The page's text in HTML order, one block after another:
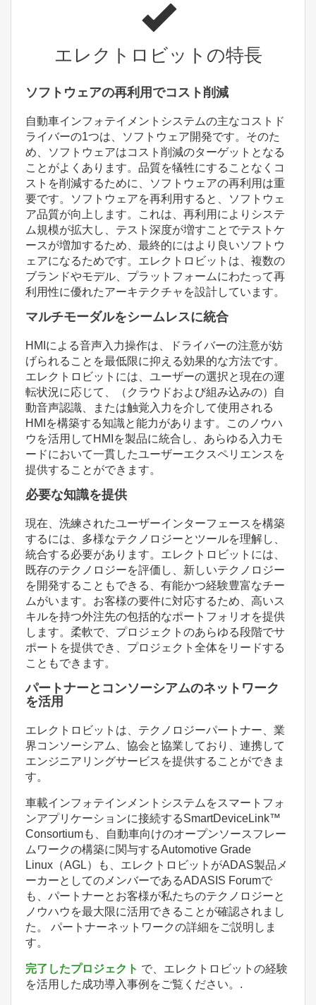
エレクトロビットの特長
ソフトウェアの再利用でコスト削減
自動車インフォテイメントシステムの主なコストド
ライバーの1つは、ソフトウェア開発です。そのた
め、ソフトウェアはコスト削減のターゲットとなる
ことがよくあります。品質を犠牲にすることなくコ
ストを削減するために、ソフトウェアの再利用は重
要です。ソフトウェアを再利用すると、ソフトウェ
ア品質が向上します。これは、再利用によりシステ
ム規模が拡大し、テスト深度が増すことでテストケ
ースが増加するため、最終的にはより良いソフトウ
ェアになるためです。エレクトロビットは、複数の
ブランドやモデル、プラットフォームにわたって再
利用性に優れたアーキテクチャを設計しています。
マルチモーダルをシームレスに統合
HMIによる音声入力操作は、ドライバーの注意が妨
げられることを最低限に抑える効果的な方法です。
エレクトロビットには、ユーザーの選択と現在の運
転状況に応じて、（クラウドおよび組み込みの）自
動音声認識、または触覚入力を介して使用される
HMIを構築する知識と能力があります。このノウハ
ウを活用してHMIを製品に統合し、あらゆる入力モ
ードにおいて一貫したユーザーエクスペリエンスを
提供することができます。
必要な知識を提供
現在、洗練されたユーザーインターフェースを構築
するには、多様なテクノロジーとツールを理解し、
統合する必要があります。エレクトロビットには、
既存のテクノロジーを評価し、新しいテクノロジー
を開発することもできる、有能かつ経験豊富なチー
ムがいます。お客様の要件に対応するため、高いス
キルを持つ外注先の包括的なポートフォリオを提供
します。柔軟で、プロジェクトのあらゆる段階でサ
ポートを提供でき、プロジェクト全体をリードする
こともできます。
パートナーとコンソーシアムのネットワーク
を活用
エレクトロビットは、テクノロジーパートナー、業
界コンソーシアム、協会と協業しており、連携して
エンジニアリングサービスを提供することができま
す。
車載インフォテインメントシステムをスマートフォ
ンアプリケーションに接続するSmartDeviceLink™
Consortiumも、自動車向けのオープンソースフレー
ムワークの構築に関与するAutomotive Grade
Linux（AGL）も、エレクトロビットがADAS製品メ
ーカーとしてのメンバーであるADASIS Forumで
も、パートナーとお客様が私たちのテクノロジーと
ノウハウを最大限に活用できることが確認されまし
た。 パートナーネットワークの詳細をご説明しま
す。
完了したプロジェクト で、エレクトロビットの経験
を活用した成功導入事例をご覧ください。.